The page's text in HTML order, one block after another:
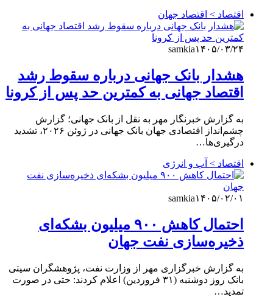
اقتصاد > اقتصاد جهان
samkia۱۴۰۵/۰۳/۲۴
هشدار بانک جهانی درباره سقوط رشد
اقتصاد جهانی به کمترین حد پس از کرونا
به گزارش خبرنگار مهر به نقل از بانک جهانی؛ گزارش
چشم‌انداز اقتصادی جهان بانک جهانی در ژوئن ۲۰۲۶، تشدید
درگیری‌ها…
اقتصاد > آب و انرژی
samkia۱۴۰۵/۰۲/۰۱
احتمال کاهش ۹۰۰ میلیون بشکه‌ای
ذخیره‌سازی نفت جهان
به گزارش خبرگزاری مهر از وزارت نفت، پژوهشگران سیتی
بانک روز دوشنبه (۳۱ فروردین) اعلام کردند: حتی در صورت
تمدید…